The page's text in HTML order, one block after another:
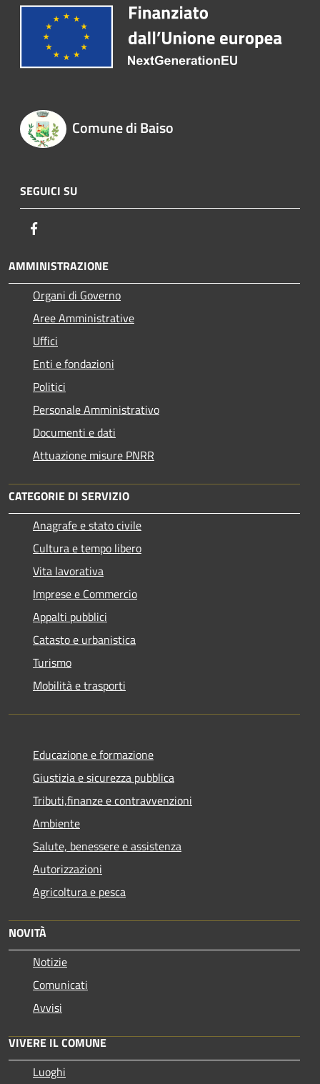
Comune di Baiso
SEGUICI SU
AMMINISTRAZIONE
Organi di Governo
Aree Amministrative
Uffici
Enti e fondazioni
Politici
Personale Amministrativo
Documenti e dati
Attuazione misure PNRR
CATEGORIE DI SERVIZIO
Anagrafe e stato civile
Cultura e tempo libero
Vita lavorativa
Imprese e Commercio
Appalti pubblici
Catasto e urbanistica
Turismo
Mobilità e trasporti
Educazione e formazione
Giustizia e sicurezza pubblica
Tributi,finanze e contravvenzioni
Ambiente
Salute, benessere e assistenza
Autorizzazioni
Agricoltura e pesca
NOVITÀ
Notizie
Comunicati
Avvisi
VIVERE IL COMUNE
Luoghi